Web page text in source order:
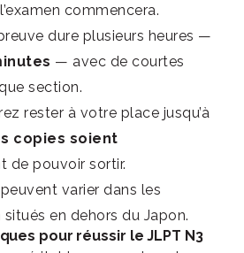
commencera.
dure plusieurs heures —
— avec de courtes
section.
rester à votre place jusqu’à
copies soient
de pouvoir sortir.
varier dans les
situés en dehors du Japon.
pour réussir le JLPT N3